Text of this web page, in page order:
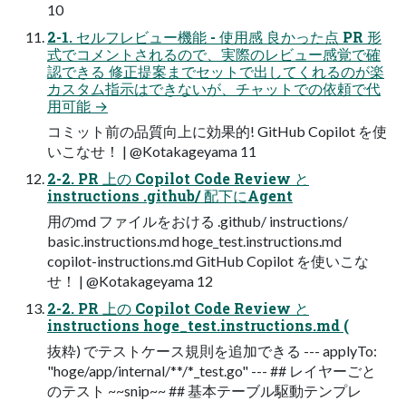
10
2-1. セルフレビュー機能 - 使用感 良かった点 PR 形
式でコメントされるので、実際のレビュー感覚で確
認できる 修正提案までセットで出してくれるのが楽
カスタム指示はできないが、チャットでの依頼で代
用可能 →
コミット前の品質向上に効果的! GitHub Copilot を使
いこなせ！ | @Kotakageyama 11
2-2. PR 上の Copilot Code Review と
instructions .github/ 配下にAgent
用のmd ファイルをおける .github/ instructions/
basic.instructions.md hoge_test.instructions.md
copilot-instructions.md GitHub Copilot を使いこな
せ！ | @Kotakageyama 12
2-2. PR 上の Copilot Code Review と
instructions hoge_test.instructions.md (
抜粋) でテストケース規則を追加できる --- applyTo:
"hoge/app/internal/**/*_test.go" --- ## レイヤーごと
のテスト ~~snip~~ ## 基本テーブル駆動テンプレ